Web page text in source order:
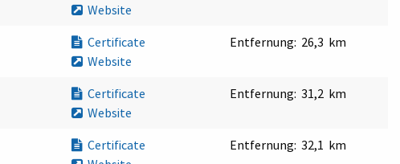
Website
Certificate
Website
Entfernung: 26,3 km
Certificate
Website
Entfernung: 31,2 km
Certificate
Entfernung: 32,1 km